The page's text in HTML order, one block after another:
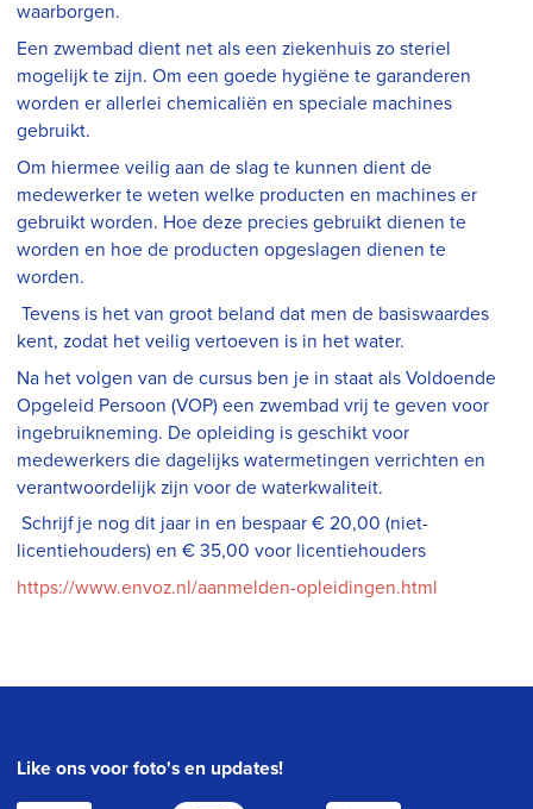
waarborgen.
Een zwembad dient net als een ziekenhuis zo steriel
mogelijk te zijn. Om een goede hygiëne te garanderen
worden er allerlei chemicaliën en speciale machines
gebruikt.
Om hiermee veilig aan de slag te kunnen dient de
medewerker te weten welke producten en machines er
gebruikt worden. Hoe deze precies gebruikt dienen te
worden en hoe de producten opgeslagen dienen te
worden.
Tevens is het van groot beland dat men de basiswaardes
kent, zodat het veilig vertoeven is in het water.
Na het volgen van de cursus ben je in staat als Voldoende
Opgeleid Persoon (VOP) een zwembad vrij te geven voor
ingebruikneming. De opleiding is geschikt voor
medewerkers die dagelijks watermetingen verrichten en
verantwoordelijk zijn voor de waterkwaliteit.
Schrijf je nog dit jaar in en bespaar € 20,00 (niet-
licentiehouders) en € 35,00 voor licentiehouders
https://www.envoz.nl/aanmelden-opleidingen.html
Like ons voor foto's en updates!